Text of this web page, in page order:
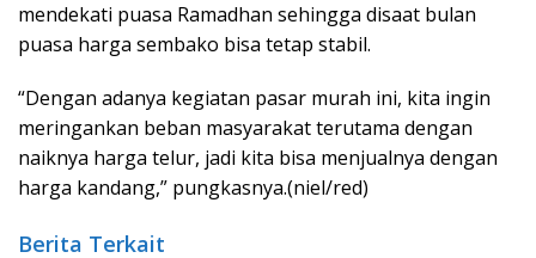
mendekati puasa Ramadhan sehingga disaat bulan
puasa harga sembako bisa tetap stabil.
“Dengan adanya kegiatan pasar murah ini, kita ingin
meringankan beban masyarakat terutama dengan
naiknya harga telur, jadi kita bisa menjualnya dengan
harga kandang,” pungkasnya.(niel/red)
Berita Terkait